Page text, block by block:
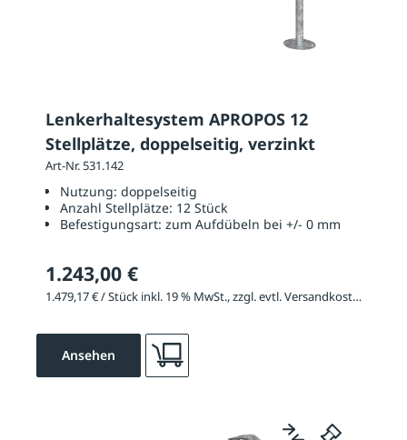
Lenkerhaltesystem APROPOS 12
Stellplätze, doppelseitig, verzinkt
Art-Nr. 531.142
Nutzung: doppelseitig
Anzahl Stellplätze: 12 Stück
Befestigungsart: zum Aufdübeln bei +/- 0 mm
1.243,00 €
1.479,17 € / Stück inkl. 19 % MwSt., zzgl. evtl. Versandkosten
Ansehen